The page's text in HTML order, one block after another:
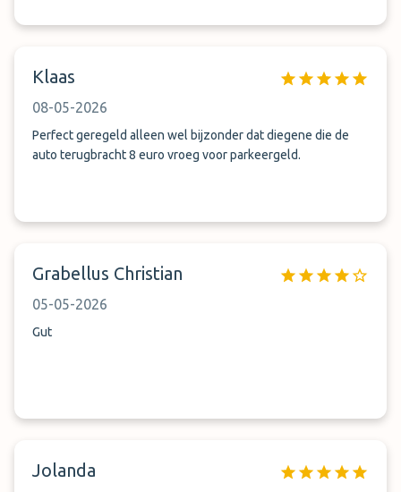
Klaas
08-05-2026
Perfect geregeld alleen wel bijzonder dat diegene die de
auto terugbracht 8 euro vroeg voor parkeergeld.
Grabellus Christian
05-05-2026
Gut
Jolanda